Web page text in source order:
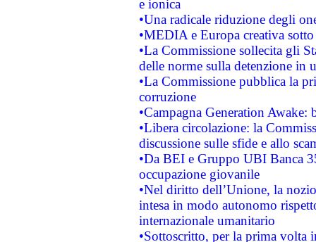
e ionica
•Una radicale riduzione degli
•MEDIA e Europa creativa
•La Commissione sollecita gli
delle norme sulla detenzione in
•La Commissione pubblica la
corruzione
•Campagna Generation
•Libera circolazione: la
discussione sulle sfide e allo
•Da BEI e Gruppo UBI Banca
occupazione giovanile
•Nel diritto dell’Unione, la
intesa in modo autonomo
internazionale umanitario
•Sottoscritto, per la prima volta